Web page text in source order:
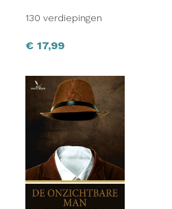
130 verdiepingen
€ 17,99